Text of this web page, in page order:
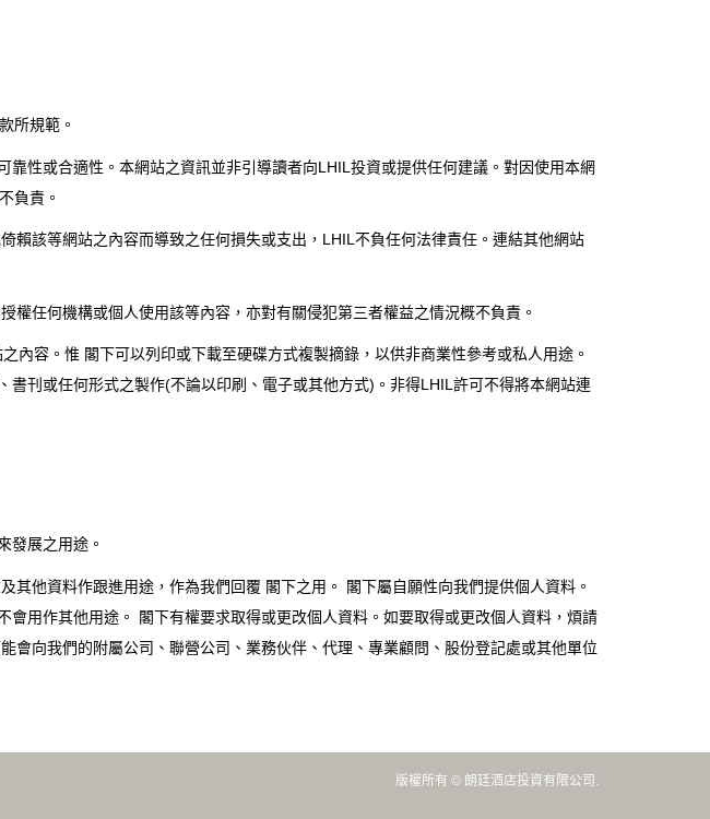
所規範。
性或合適性。本網站之資訊並非引導讀者向LHIL投資或提供任何建議。對因使用本網
負責。
賴該等網站之內容而導致之任何損失或支出，LHIL不負任何法律責任。連結其他網站
任何機構或個人使用該等內容，亦對有關侵犯第三者權益之情況概不負責。
容。惟 閣下可以列印或下載至硬碟方式複製摘錄，以供非商業性參考或私人用途。
刊或任何形式之製作(不論以印刷、電子或其他方式)。非得LHIL許可不得將本網站連
發展之用途。
他資料作跟進用途，作為我們回覆 閣下之用。 閣下屬自願性向我們提供個人資料。
用作其他用途。 閣下有權要求取得或更改個人資料。如要取得或更改個人資料，煩請
向我們的附屬公司、聯營公司、業務伙伴、代理、專業顧問、股份登記處或其他單位
版權所有 © 朗廷酒店投資有限公司.